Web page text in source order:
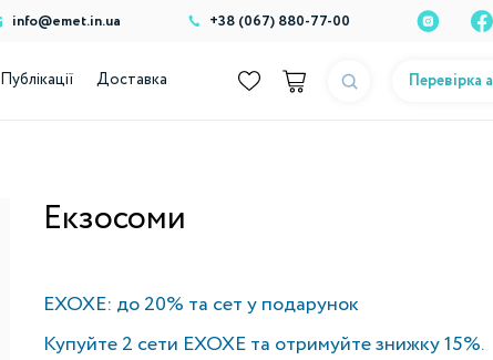
info@emet.in.ua +38 (067) 880-77-00
Публікації Доставка Перевірка
Екзосоми
EXOXE: до 20% та сет у подарунок
Купуйте 2 сети EXOXE та отримуйте знижку 15%.